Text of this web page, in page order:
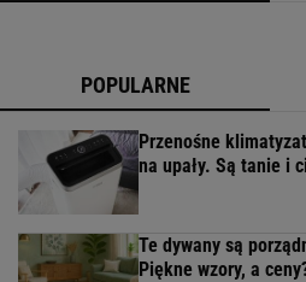
POPULARNE
Przenośne
na upały. Są tanie i
Te dywany są
Piękne wzory, a